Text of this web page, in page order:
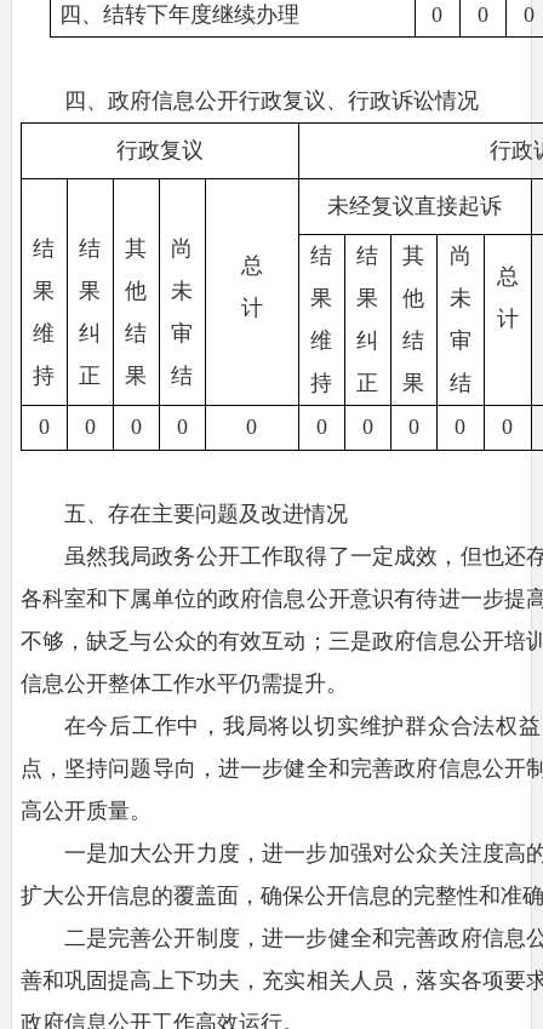
四、结转下年度继续办理
0 0 0
四、政府信息公开行政复议、行政诉讼情况
行政复议 行政
结
果
维
持
结
果
纠
正
其
他
结
果
尚
未
审
结
总
计
未经复议直接起诉
结
果
维
持
结
果
纠
正
其
他
结
果
尚
未
审
结
总
计
0 0 0 0 0 0 0 0 0 0
五、存在主要问题及改进情况
虽然我局政务公开工作取得了一定成效，但也还
各科室和下属单位的政府信息公开意识有待进一步提
不够，缺乏与公众的有效互动；三是政府信息公开培
信息公开整体工作水平仍需提升。
在今后工作中，我局将以切实维护群众合法权
点，坚持问题导向，进一步健全和完善政府信息公开
高公开质量。
一是加大公开力度，进一步加强对公众关注度高
扩大公开信息的覆盖面，确保公开信息的完整性和准
二是完善公开制度，进一步健全和完善政府信息
善和巩固提高上下功夫，充实相关人员，落实各项要
政府信息公开工作高效运行。